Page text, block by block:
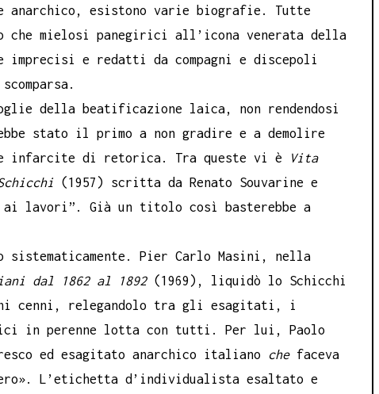
anarchico, esistono varie biografie. Tutte
che mielosi panegirici all’icona venerata della
imprecisi e redatti da compagni e discepoli
della beatificazione laica, non rendendosi
stato il primo a non gradire e a demolire
infarcite di retorica. Tra queste vi è
Vita
(1957) scritta da Renato Souvarine e
ai lavori”. Già un titolo così basterebbe a
Pier Carlo Masini, nella
dal 1862 al 1892(1969), liquidò lo Schicchi
cenni, relegandolo tra gli esagitati, i
in perenne lotta con tutti. Per lui, Paolo
ed esagitato anarchico italiano
chefaceva
L’etichetta d’individualista esaltato e